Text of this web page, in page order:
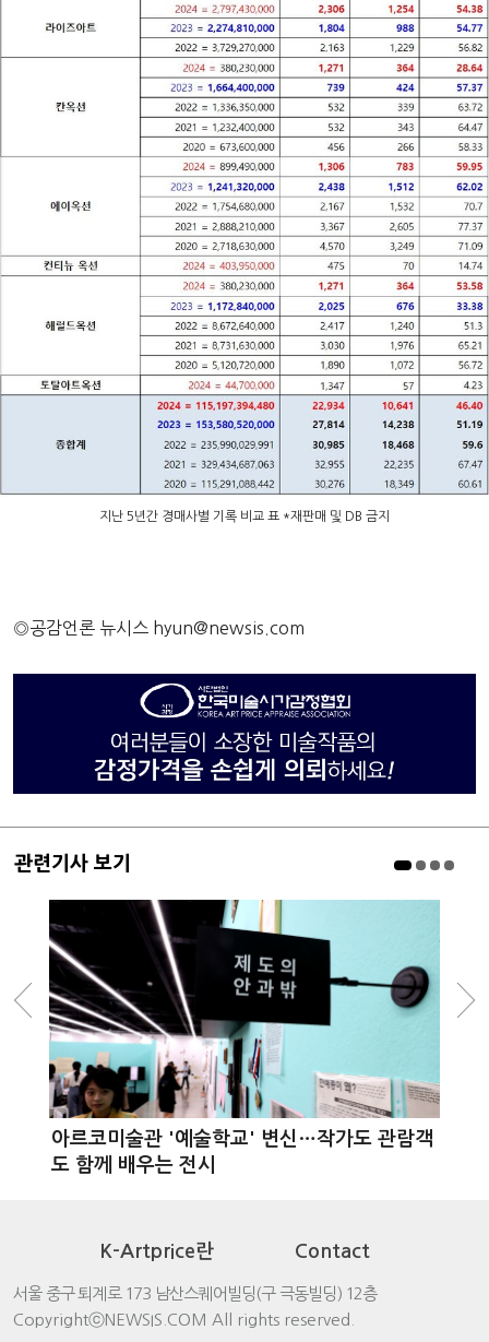
지난 5년간 경매사별 기록 비교 표 *재판매 및 DB 금지
◎공감언론 뉴시스 hyun@newsis.com
관련기사 보기
아르코미술관 '예술학교' 변신…작가도 관람객
도 함께 배우는 전시
K-Artprice란 Contact
서울 중구 퇴계로 173 남산스퀘어빌딩(구 극동빌딩) 12층
CopyrightⓒNEWSIS.COM All rights reserved.